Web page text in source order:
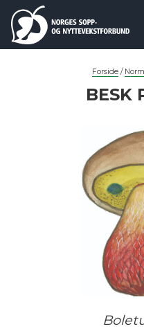
Forside /
BESK